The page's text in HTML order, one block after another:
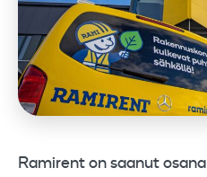
Ramirent on saanut osana